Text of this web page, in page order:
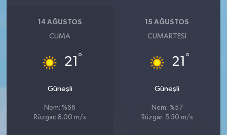
14 AĞUSTOS
CUMA
21 °
Güneşli
Nem: %66
Rüzgar: 8.00 m/s
15 AĞUSTOS
CUMARTESI
21 °
Güneşli
Nem: %57
Rüzgar: 5.50 m/s